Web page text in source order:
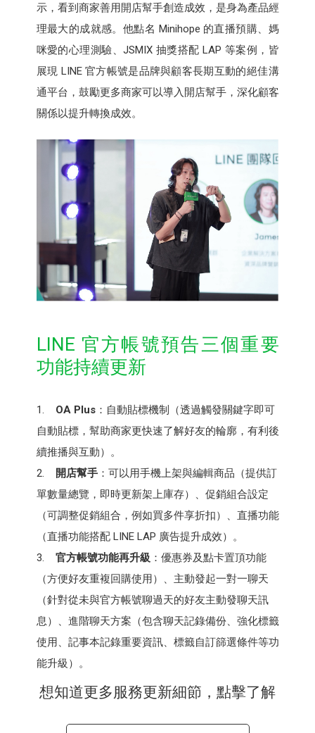
示，看到商家善用開店幫手創造成效，是身為產品經
理最大的成就感。他點名 Minihope 的直播預購、媽
咪愛的心理測驗、JSMIX 抽獎搭配 LAP 等案例，皆
展現 LINE 官方帳號是品牌與顧客長期互動的絕佳溝
通平台，鼓勵更多商家可以導入開店幫手，深化顧客
關係以提升轉換成效。
LINE 官方帳號預告三個重要
功能持續更新
1. OA Plus：自動貼標機制（透過觸發關鍵字即可
自動貼標，幫助商家更快速了解好友的輪廓，有利後
續推播與互動）。
2.
開店幫手：可以用手機上架與編輯商品（提供訂
單數量總覽，即時更新架上庫存）、促銷組合設定
（可調整促銷組合，例如買多件享折扣）、直播功能
（直播功能搭配 LINE LAP 廣告提升成效）。
3. 官方帳號功能再升級 ：優惠券及點卡置頂功能
（方便好友重複回購使用）、主動發起一對一聊天
（針對從未與官方帳號聊過天的好友主動發聊天訊
息）、進階聊天方案（包含聊天記錄備份、強化標籤
使用、記事本記錄重要資訊、標籤自訂篩選條件等功
能升級）。
想知道更多服務更新細節，點擊了解